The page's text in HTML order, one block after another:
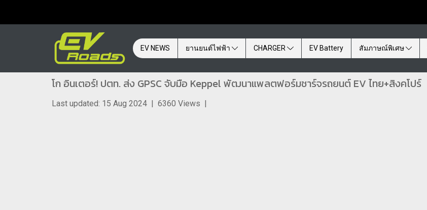
EV NEWS ยานยนต์ไฟฟ้า CHARGER EV Battery สัมภาษณ์พิเศษ
โก อินเตอร์! ปตท. ส่ง GPSC จับมือ Keppel พัฒนาแพลตฟอร์มชาร์จรถยนต์ EV ไทย+สิงคโปร์
Last updated: 15 Aug 2024 | 6360 Views |